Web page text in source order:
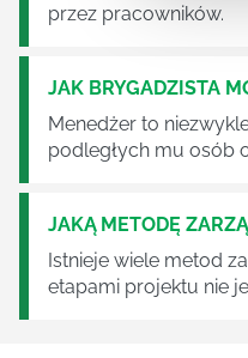
przez pracowników.
JAK BRYGADZISTA
Menedżer to
podległych mu osób
JAKĄ METODĘ
Istnieje wiele metod
etapami projektu nie